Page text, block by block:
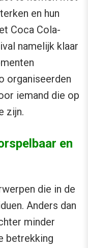
en hun
Coca Cola-
namelijk klaar
organiseerden
iemand die op
zijn.
en
die in de
Anders dan
minder
betrekking